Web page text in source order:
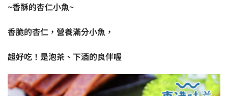
~香酥的杏仁小魚~
香脆的杏仁，營養滿分小魚，
超好吃！是泡茶、下酒的良伴喔